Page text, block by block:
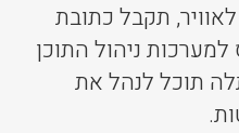
תקבל כתובת
ניהול התוכן
תוכל לנהל את